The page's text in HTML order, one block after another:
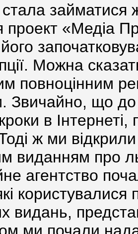
займатися
проект «Медіа
Можна
повноцінним
Звичайно, що
в
ж ми
виданням про
агентство
користувалися
видань,
ми почали